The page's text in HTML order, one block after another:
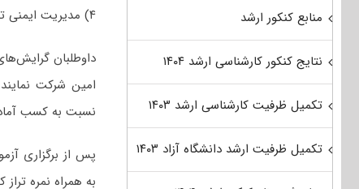
۴) ﻣﺪﻳﺮﻳﺖ ایمنی ﺗﺮافیک
داوطلبان
امین شرکت
نسبت به کسب
پس از برگزاری
به همراه نمره
منابع کنکور ارشد
نتایج کنکور کارشناسی ارشد ۱۴۰۴
تکمیل ظرفیت کارشناسی ارشد ۱۴۰۳
تکمیل ظرفیت ارشد دانشگاه آزاد ۱۴۰۳